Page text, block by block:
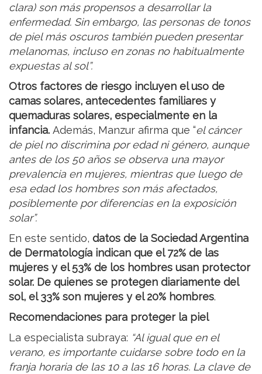
clara) son más propensos a desarrollar la
enfermedad. Sin embargo, las personas de tonos
de piel más oscuros también pueden presentar
melanomas, incluso en zonas no habitualmente
expuestas al sol”.
Otros factores de riesgo incluyen el uso de
camas solares, antecedentes familiares y
quemaduras solares, especialmente en la
infancia. Además, Manzur afirma que “el cáncer
de piel no discrimina por edad ni género, aunque
antes de los 50 años se observa una mayor
prevalencia en mujeres, mientras que luego de
esa edad los hombres son más afectados,
posiblemente por diferencias en la exposición
solar”.
En este sentido, datos de la Sociedad Argentina
de Dermatología indican que el 72% de las
mujeres y el 53% de los hombres usan protector
solar. De quienes se protegen diariamente del
sol, el 33% son mujeres y el 20% hombres.
Recomendaciones para proteger la piel
La especialista subraya: “Al igual que en el
verano, es importante cuidarse sobre todo en la
franja horaria de las 10 a las 16 horas. La clave de